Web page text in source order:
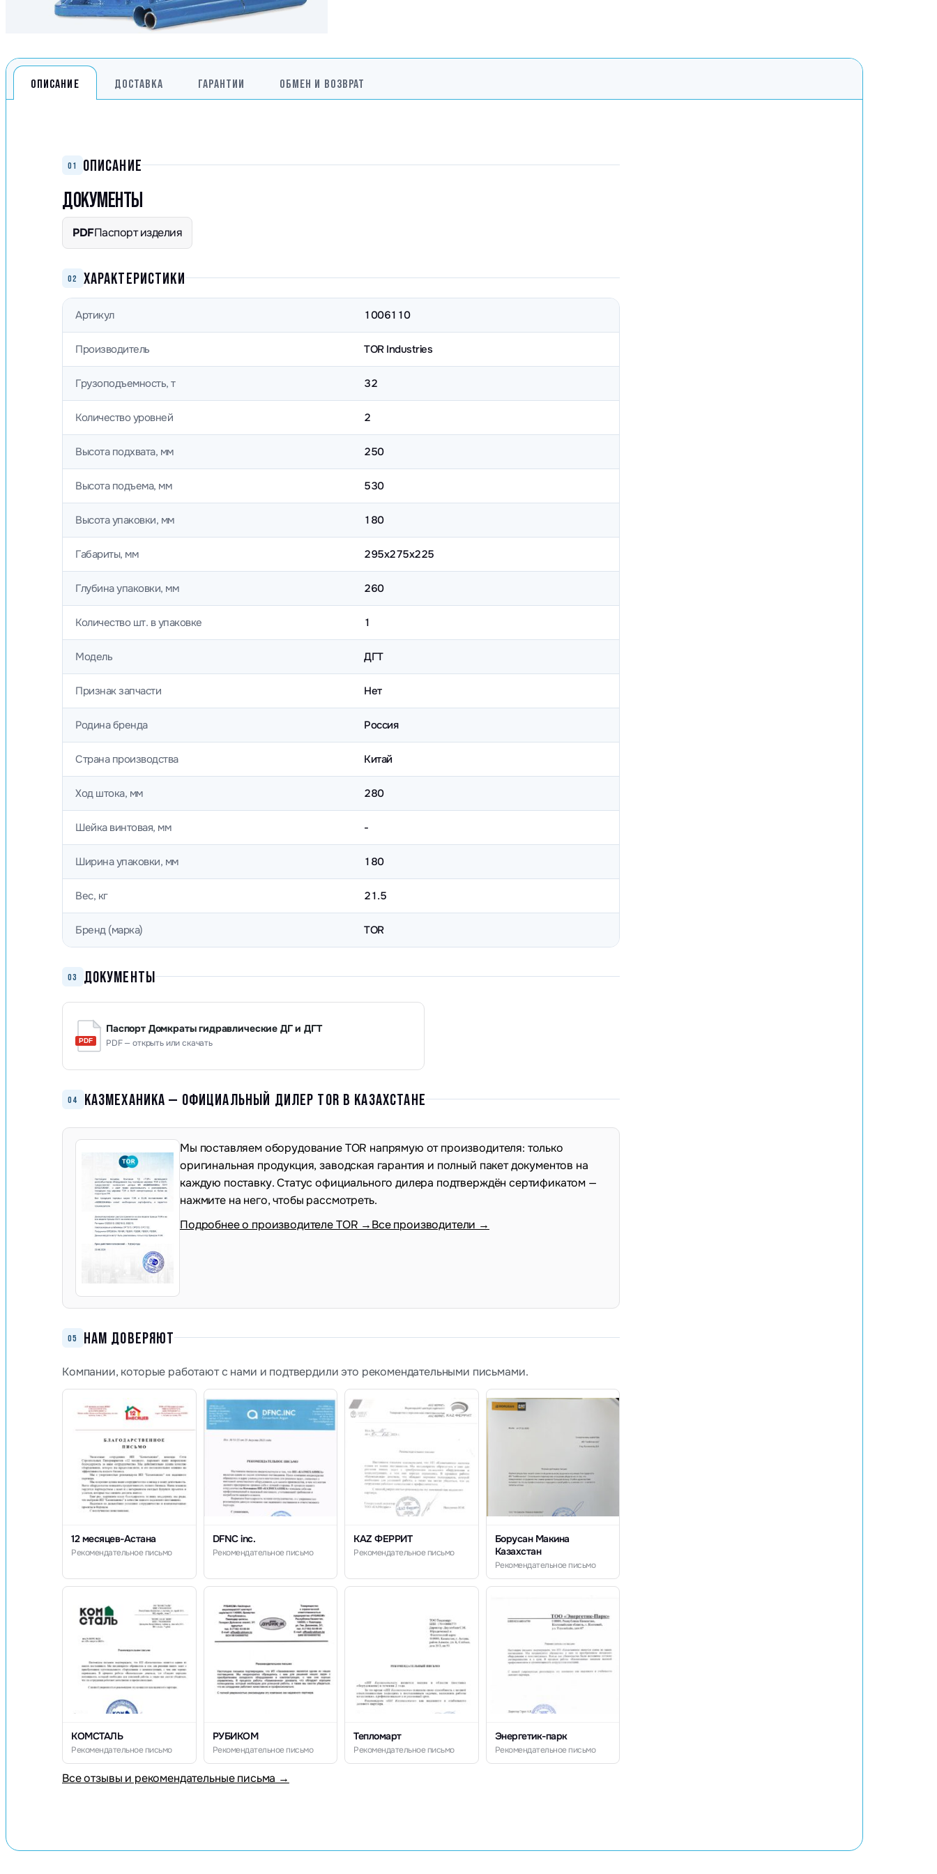
ОПИСАНИЕ ДОСТАВКА ГАРАНТИИ ОБМЕН И ВОЗВРАТ
01 ОПИСАНИЕ
ДОКУМЕНТЫ
PDFПаспорт изделия
02 ХАРАКТЕРИСТИКИ
Артикул 1006110
Производитель TOR Industries
Грузоподъемность, т 32
Количество уровней 2
Высота подхвата, мм 250
Высота подъема, мм 530
Высота упаковки, мм 180
Габариты, мм 295х275х225
Глубина упаковки, мм 260
Количество шт. в упаковке 1
Модель ДГТ
Признак запчасти Нет
Родина бренда Россия
Страна производства Китай
Ход штока, мм 280
Шейка винтовая, мм -
Ширина упаковки, мм 180
Вес, кг 21.5
Бренд (марка) TOR
03 ДОКУМЕНТЫ
Паспорт Домкраты гидравлические ДГ и ДГТ
PDF — открыть или скачать
04 КАЗМЕХАНИКА — ОФИЦИАЛЬНЫЙ ДИЛЕР TOR В КАЗАХСТАНЕ
Мы поставляем оборудование TOR напрямую от производителя: только
оригинальная продукция, заводская гарантия и полный пакет документов на
каждую поставку. Статус официального дилера подтверждён сертификатом —
нажмите на него, чтобы рассмотреть.
Подробнее о производителе TOR →Все производители →
05 НАМ ДОВЕРЯЮТ
Компании, которые работают с нами и подтвердили это рекомендательными письмами.
12 месяцев-Астана
Рекомендательное письмо
DFNC inc.
Рекомендательное письмо
KAZ ФЕРРИТ
Рекомендательное письмо
Борусан Макина
Казахстан
Рекомендательное письмо
КОМСТАЛЬ
Рекомендательное письмо
РУБИКОМ
Рекомендательное письмо
Тепломарт
Рекомендательное письмо
Энергетик-парк
Рекомендательное письмо
Все отзывы и рекомендательные письма →